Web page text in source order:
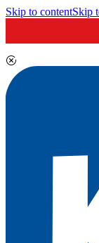
Skip to contentSkip